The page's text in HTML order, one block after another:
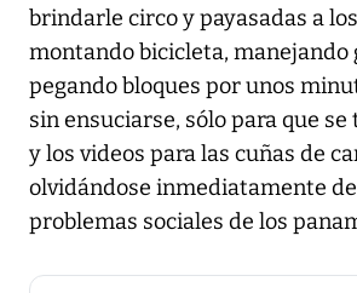
brindarle circo y payasadas a
montando bicicleta, manejando
pegando bloques por unos
sin ensuciarse, sólo para que
y los videos para las cuñas de
olvidándose inmediatamente
problemas sociales de los